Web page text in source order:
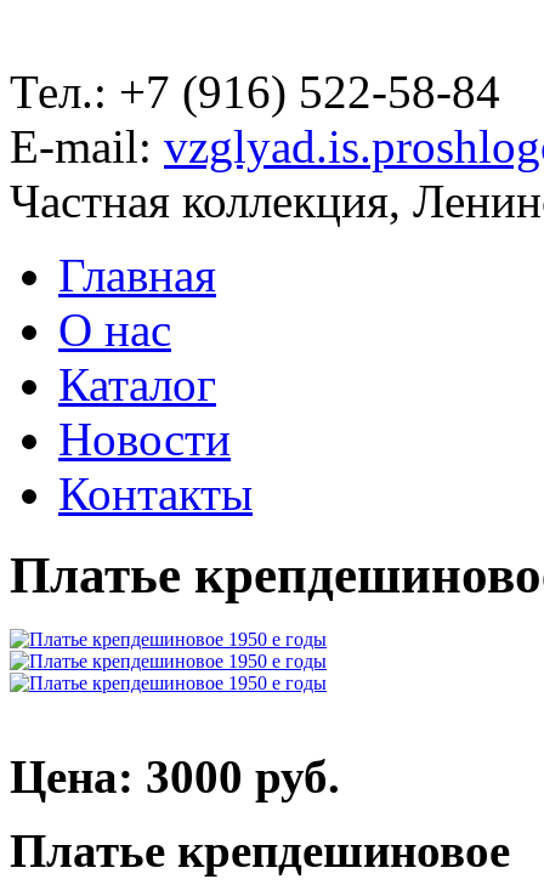
Тел.: +7 (916) 522-58-84
E-mail:
Частная коллекция,
Главная
О нас
Каталог
Новости
Контакты
Платье
Цена: 3000 руб.
Платье крепдешиновое